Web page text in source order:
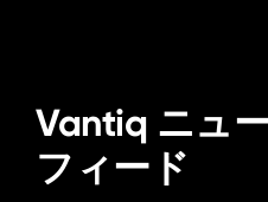
Vantiq ニュ
フィード